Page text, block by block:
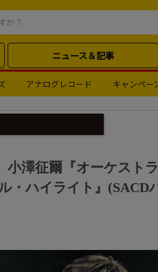
ニュース＆記事
アナログレコード キャンペー
小澤征爾『オーケスト
・ハイライト』(SACD